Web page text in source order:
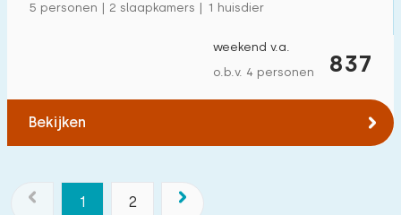
5 personen | 2 slaapkamers | 1 huisdier
837
weekend v.a.
o.b.v. 4 personen
Bekijken
1 2